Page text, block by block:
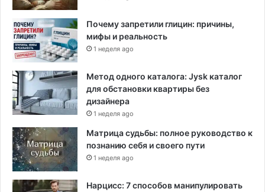
Почему запретили глицин: причины,
мифы и реальность
1 неделя ago
Метод одного каталога: Jysk каталог
для обстановки квартиры без
дизайнера
1 неделя ago
Матрица судьбы: полное руководство к
познанию себя и своего пути
1 неделя ago
Нарцисс: 7 способов манипулировать